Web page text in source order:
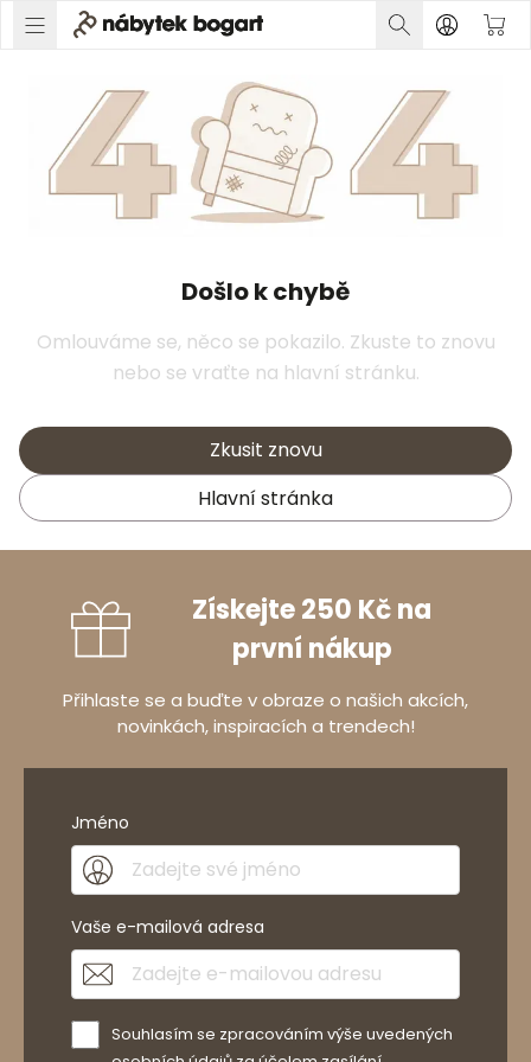
Došlo k chybě
Omlouváme se, něco se pokazilo. Zkuste to znovu
nebo se vraťte na hlavní stránku.
Zkusit znovu
Hlavní stránka
Získejte 250 Kč na
první nákup
Přihlaste se a buďte v obraze o našich akcích,
novinkách, inspiracích a trendech!
Jméno
Vaše e-mailová adresa
Souhlasím se zpracováním výše uvedených